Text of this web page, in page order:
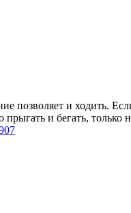
позволяет и ходить.
и бегать, только